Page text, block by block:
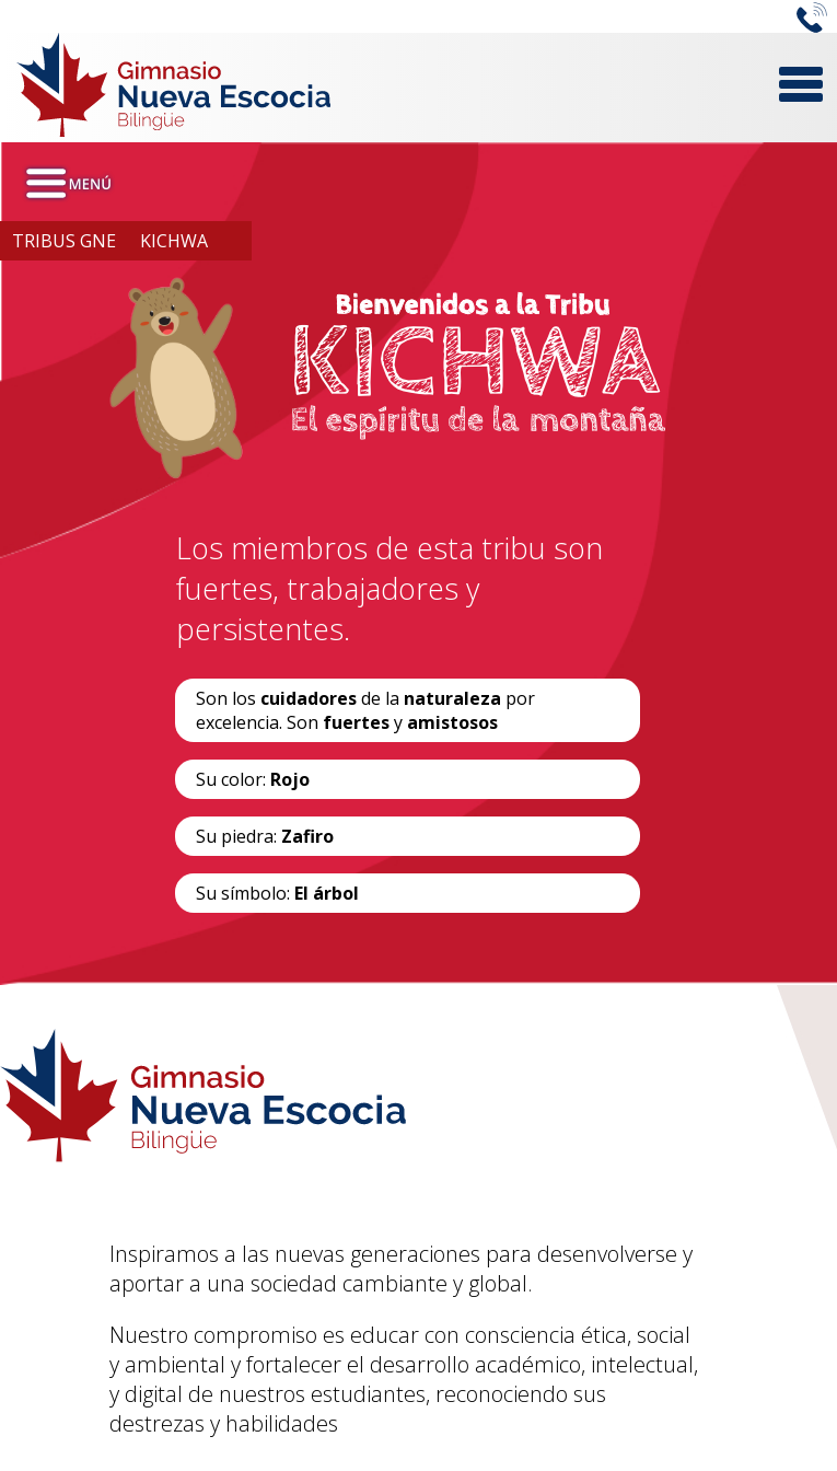
Los miembros de esta tribu son
fuertes, trabajadores y
persistentes.
Son los cuidadoresde la naturaleza por
excelencia. Son fuertesy amistosos
Su color: Rojo
Su piedra: Zafiro
Su símbolo: El árbol
TRIBUS GNE KICHWA
Inspiramos a las nuevas generaciones para desenvolverse y
aportar a una sociedad cambiante y global.
Nuestro compromiso es educar con consciencia ética, social
y ambiental y fortalecer el desarrollo académico, intelectual,
y digital de nuestros estudiantes, reconociendo sus
destrezas y habilidades